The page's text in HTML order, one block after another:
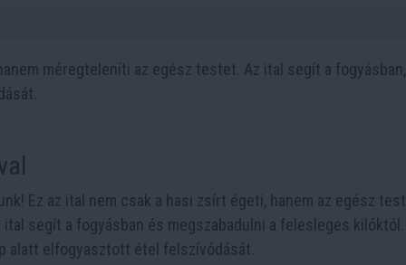
méregteleníti az egész testet. Az ital segít a
Ez az ital nem csak a hasi zsírt égeti, hanem az egész
segít a fogyásban és megszabadulni a felesleges
alatt elfogyasztott étel felszívódását.